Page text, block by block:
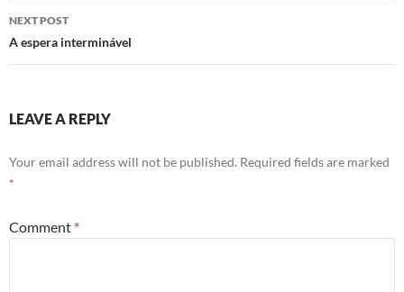
NEXT POST
A espera interminável
LEAVE A REPLY
Your email address will not be published. Required fields are marked
*
Comment *